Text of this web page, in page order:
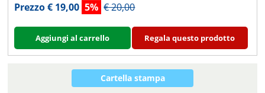
Prezzo € 19,00 5% € 20,00
Aggiungi al carrello Regala questo prodotto
Cartella stampa